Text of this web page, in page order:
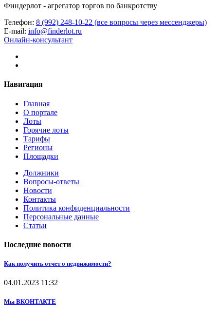
Финдерлот - агрегатор торгов по банкротству
Телефон: 8 (992) 248-10-22 (все вопросы через мессенджеры)
E-mail: info@finderlot.ru
Онлайн-консультант
Навигация
Главная
О портале
Лоты
Горячие лоты
Тарифы
Регионы
Площадки
Должники
Вопросы-ответы
Новости
Контакты
Политика конфиденциальности
Персональные данные
Статьи
Последние новости
Как получить отчет о недвижимости?
04.01.2023 11:32
Мы ВКОНТАКТЕ